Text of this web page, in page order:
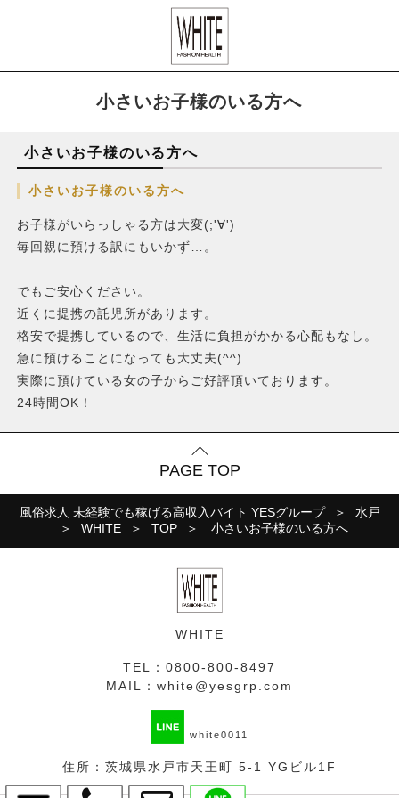
小さいお子様のいる方へ
小さいお子様のいる方へ
小さいお子様のいる方へ
お子様がいらっしゃる方は大変(;'∀')
毎回親に預ける訳にもいかず…。
でもご安心ください。
近くに提携の託児所があります。
格安で提携しているので、生活に負担がかかる心配もなし。
急に預けることになっても大丈夫(^^)
実際に預けている女の子からご好評頂いております。
24時間OK！
PAGE TOP
風俗求人 未経験でも稼げる高収入バイト YESグループ
水戸
WHITE
TOP 小さいお子様のいる方へ
WHITE
TEL： 0800-800-8497
MAIL： white@yesgrp.com
white0011
住所：茨城県水戸市天王町 5-1 YGビル1F